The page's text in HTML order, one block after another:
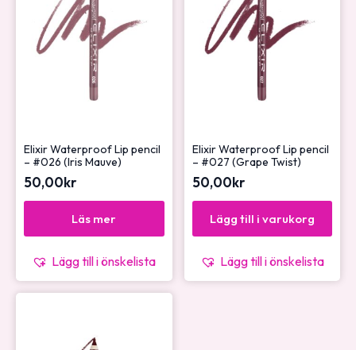
Elixir Waterproof Lip pencil
– #026 (Iris Mauve)
50,00kr
Läs mer
Lägg till i önskelista
Elixir Waterproof Lip pencil
– #027 (Grape Twist)
50,00kr
Lägg till i varukorg
Lägg till i önskelista